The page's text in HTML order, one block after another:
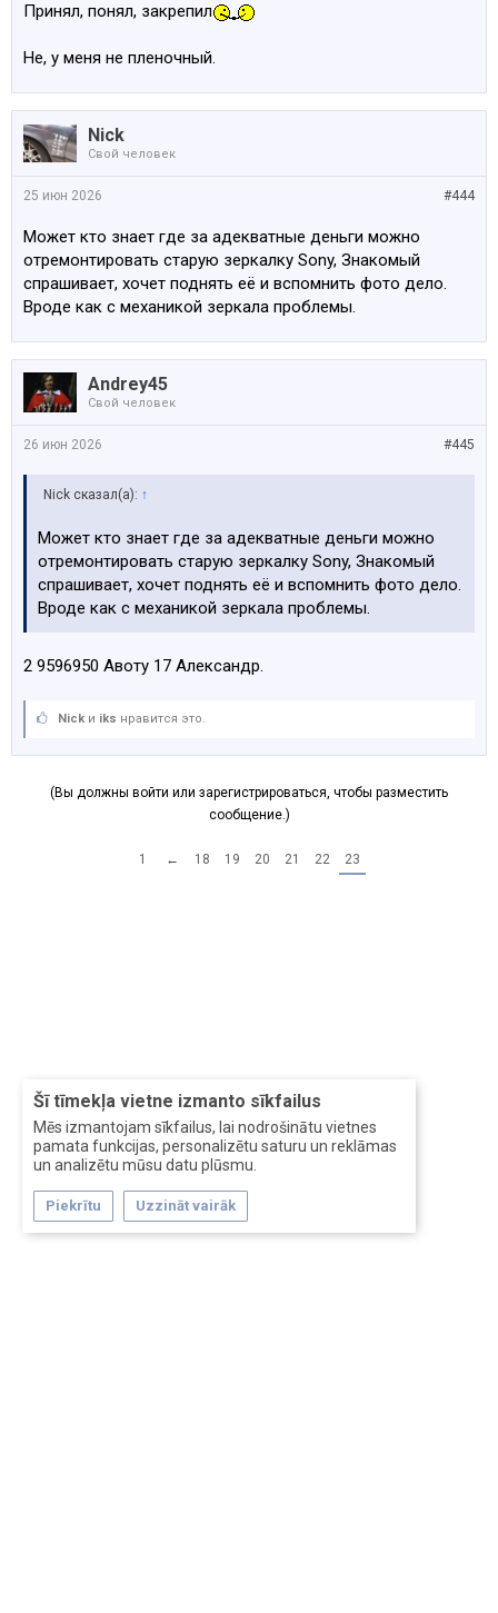
Šī tīmekļa vietne izmanto sīkfailus
Mēs izmantojam sīkfailus, lai nodrošinātu vietnes
pamata funkcijas, personalizētu saturu un reklāmas
un analizētu mūsu datu plūsmu.
Piekrītu Uzzināt vairāk
Принял, понял, закрепил
Не, у меня не пленочный.
Nick
Свой человек
#444
25 июн 2026
Может кто знает где за адекватные деньги можно
отремонтировать старую зеркалку Sony, Знакомый
спрашивает, хочет поднять её и вспомнить фото дело.
Вроде как с механикой зеркала проблемы.
Andrey45
Свой человек
#445
26 июн 2026
Nick сказал(а): ↑
Может кто знает где за адекватные деньги можно
отремонтировать старую зеркалку Sony, Знакомый
спрашивает, хочет поднять её и вспомнить фото дело.
Вроде как с механикой зеркала проблемы.
2 9596950 Авоту 17 Александр.
Nick и iks нравится это.
(Вы должны войти или зарегистрироваться, чтобы разместить
сообщение.)
1 ← 18 19 20 21 22 23